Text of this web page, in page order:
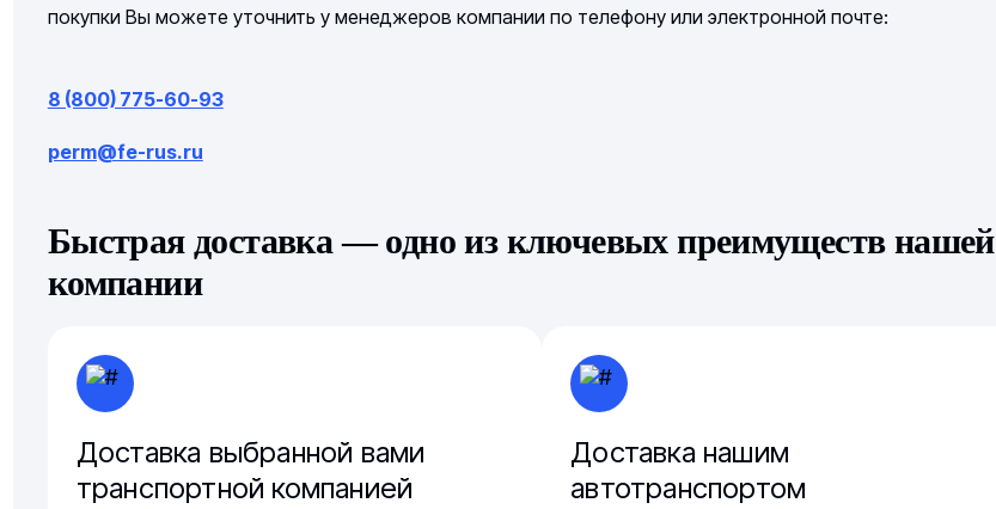
покупки Вы можете уточнить у менеджеров компании по телефону или электронной почте:
8 (800) 775-60-93
perm@fe-rus.ru
Быстрая доставка — одно из ключевых преимуществ нашей
компании
Доставка выбранной вами
транспортной компанией
Доставка нашим
автотранспортом